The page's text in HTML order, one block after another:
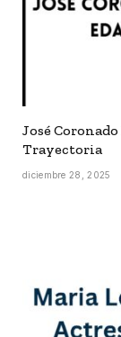
José
Trayectoria
diciembre 28, 2025